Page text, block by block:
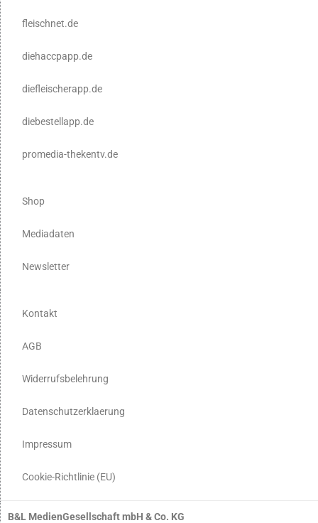
fleischnet.de
diehaccpapp.de
diefleischerapp.de
diebestellapp.de
promedia-thekentv.de
Shop
Mediadaten
Newsletter
Kontakt
AGB
Widerrufsbelehrung
Datenschutzerklaerung
Impressum
Cookie-Richtlinie (EU)
B&L MedienGesellschaft mbH & Co. KG